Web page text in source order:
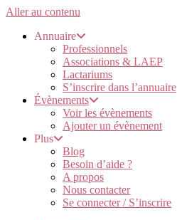
Aller au contenu
Annuaire
Professionnels
Associations & LAEP
Lactariums
S’inscrire dans l’annuaire
Évènements
Voir les évènements
Ajouter un évènement
Plus
Blog
Besoin d’aide ?
A propos
Nous contacter
Se connecter / S’inscrire